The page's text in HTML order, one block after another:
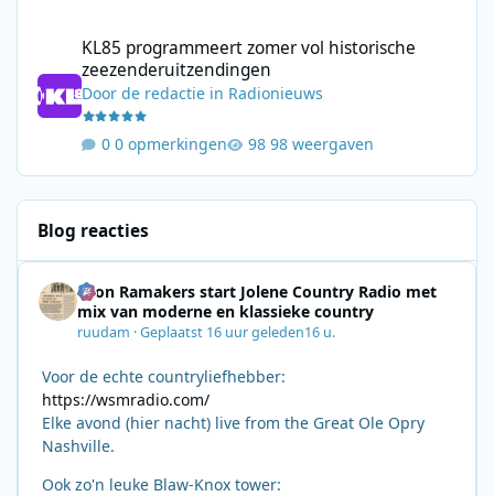
KL85 programmeert zomer vol historische
zeezenderuitzendingen
Doorde redactie in Radionieuws
0 opmerkingen 98 weergaven
Blog reacties
Leon Ramakers start Jolene Country Radio met
mix van moderne en klassieke country
ruudam ·Geplaatst 16 uur geleden16 u.
Voor de echte countryliefhebber:
https://wsmradio.com/
Elke avond (hier nacht) live from the Great Ole Opry
Nashville.
Ook zo'n leuke Blaw-Knox tower: